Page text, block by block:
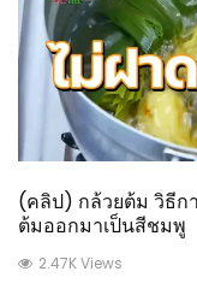
(คลิป) กล้วยต้ม วิธีก
ต้มออกมาเป็นสีชมพู
2.47K Views